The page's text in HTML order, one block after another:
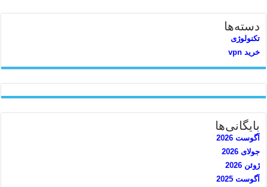
دسته‌ها
تکنولوژی
خرید vpn
بایگانی‌ها
آگوست 2026
جولای 2026
ژوئن 2026
آگوست 2025